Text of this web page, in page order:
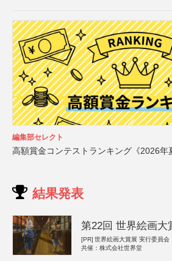
編集部セレクト
高額賞金コンテストランキング《2026年
結果発表
第22回 世界絵画大
[PR] 世界絵画大賞展 実行委員会
共催：株式会社世界堂